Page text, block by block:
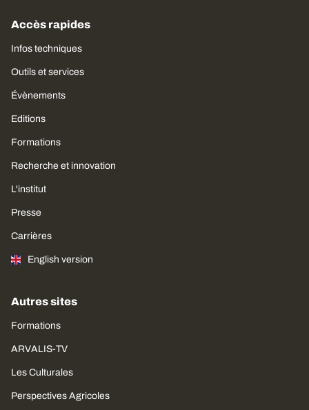
Accès rapides
Infos techniques
Outils et services
Évènements
Editions
Formations
Recherche et innovation
L'institut
Presse
Carrières
English version
Autres sites
Formations
ARVALIS-TV
Les Culturales
Perspectives Agricoles